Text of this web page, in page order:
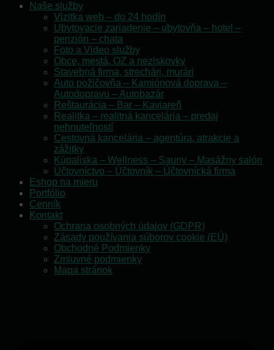
Naše služby
Vizitka web – do 24 hodín
Ubytovacie zariadenie – ubytovňa – hotel –
penzión – chata
Foto a Video služby
Obce, mestá, OZ a neziskovky
Stavebná firma, strechári, murári
Auto požičovňa – Kamiónová doprava –
Autodopravu – Autobazár
Reštaurácia – Bar – Kaviareň
Realitka – realitná kancelária – predaj
nehnuteľností
Cestovná kancelária – agentúra, atrakcie a
zážitky
Kúpaliska – Wellness – Sauny – Masážny salón
Účtovníctvo – Účtovník – Účtovnícká firma
Eshop na mieru
Portfólio
Cenník
Kontakt
Ochrana osobných údajov (GDPR)
Zásady používania súborov cookie (EÚ)
Obchodné Podmienky
Zmluvné podmienky
Mapa stránok